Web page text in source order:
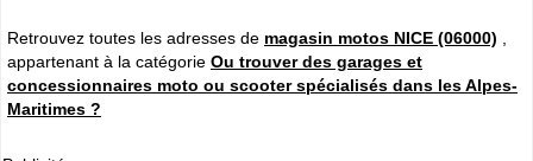
Retrouvez toutes les adresses de magasin motos NICE (06000)
appartenant à la catégorie Ou trouver des garages et
concessionnaires moto ou scooter spécialisés dans les Alpes-
Maritimes ?